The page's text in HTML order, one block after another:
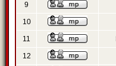
9
10
11
12